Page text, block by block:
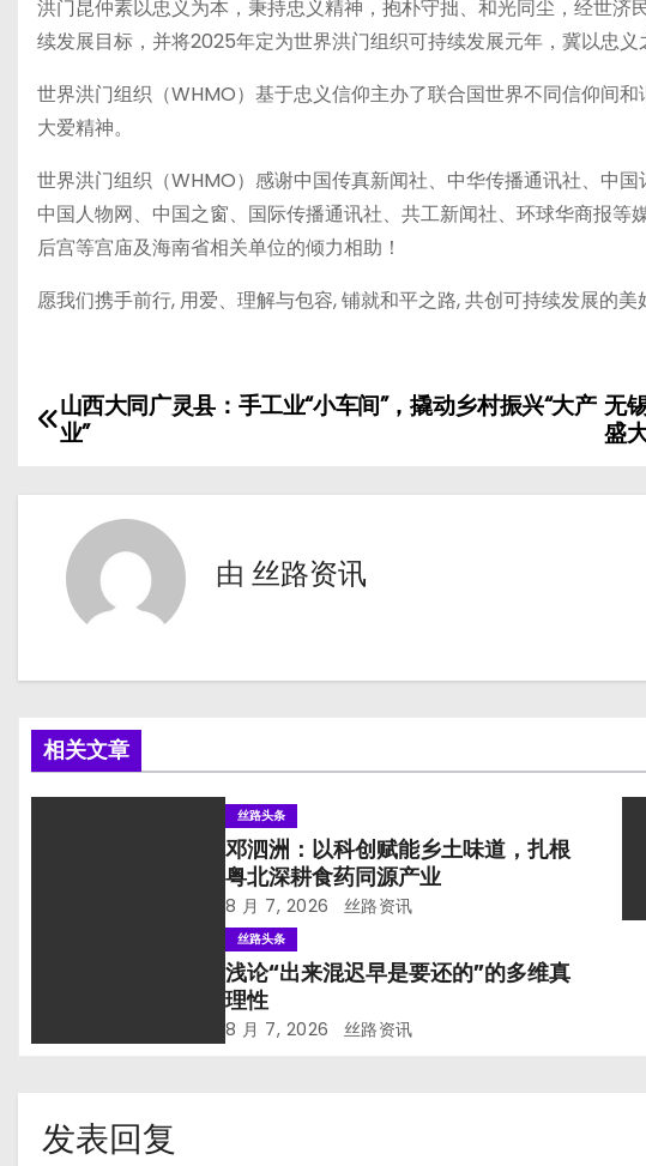
洪门昆仲素以忠义为本，秉持忠义精神，抱朴守拙、和光同尘，经世
续发展目标，并将2025年定为世界洪门组织可持续发展元年，冀以忠义
世界洪门组织（WHMO）基于忠义信仰主办了联合国世界不同信仰间
大爱精神。
世界洪门组织（WHMO）感谢中国传真新闻社、中华传播通讯社、中
中国人物网、中国之窗、国际传播通讯社、共工新闻社、环球华商报
后宫等宫庙及海南省相关单位的倾力相助！
愿我们携手前行, 用爱、理解与包容, 铺就和平之路, 共创可持续发展的美
文
航
无
盛
山西大同广灵县：手工业“小车间”，撬动乡村振兴“大产
业”
由 丝路资讯
相关文章
丝路头条
邓泗洲：以科创赋能乡土味道，扎根
粤北深耕食药同源产业
8 月 7, 2026 丝路资讯
丝路头条
浅论“出来混迟早是要还的”的多维真
理性
8 月 7, 2026 丝路资讯
发表回复